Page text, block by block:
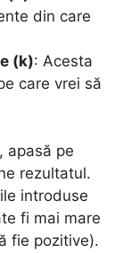
din care
(k): Acesta
care vrei să
apasă pe
rezultatul.
introduse
fi mai mare
fie pozitive).